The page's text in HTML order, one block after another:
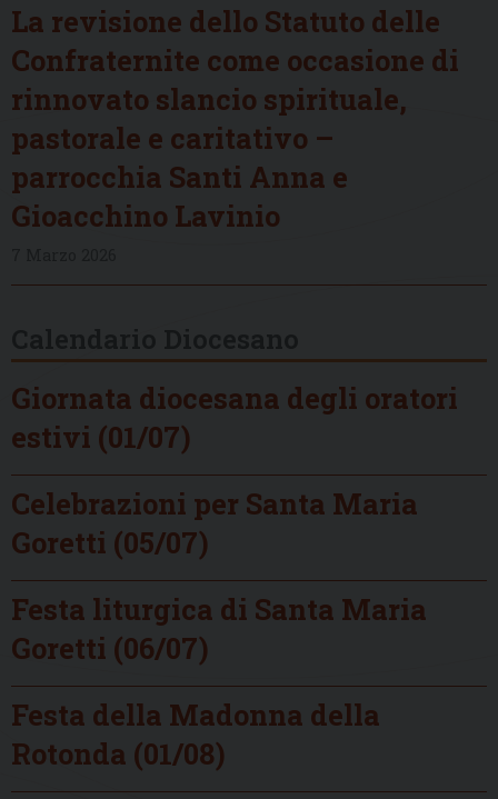
La revisione dello Statuto delle
Confraternite come occasione di
rinnovato slancio spirituale,
pastorale e caritativo –
parrocchia Santi Anna e
Gioacchino Lavinio
Giornata diocesana degli oratori
estivi (01/07)
Celebrazioni per Santa Maria
Goretti (05/07)
Festa liturgica di Santa Maria
Goretti (06/07)
Festa della Madonna della
Rotonda (01/08)